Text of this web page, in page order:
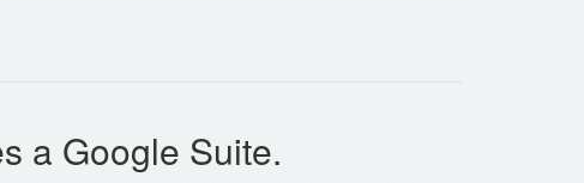
a Google Suite.